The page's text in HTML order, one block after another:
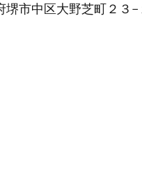
堺市中区大野芝町２３−